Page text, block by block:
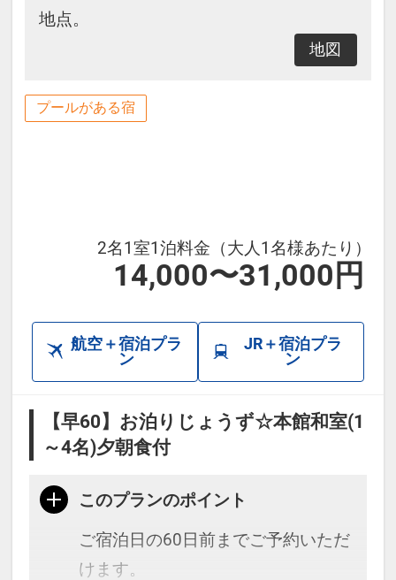
地点。
地図
プールがある宿
2名1室1泊料金（大人1名様あたり）
14,000〜31,000円
航空＋宿泊プラ
ン
JR＋宿泊プラ
ン
【早60】お泊りじょうず☆本館和室(1
～4名)夕朝食付
このプランのポイント
ご宿泊日の60日前までご予約いただ
けます。